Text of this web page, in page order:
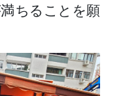
ちることを願